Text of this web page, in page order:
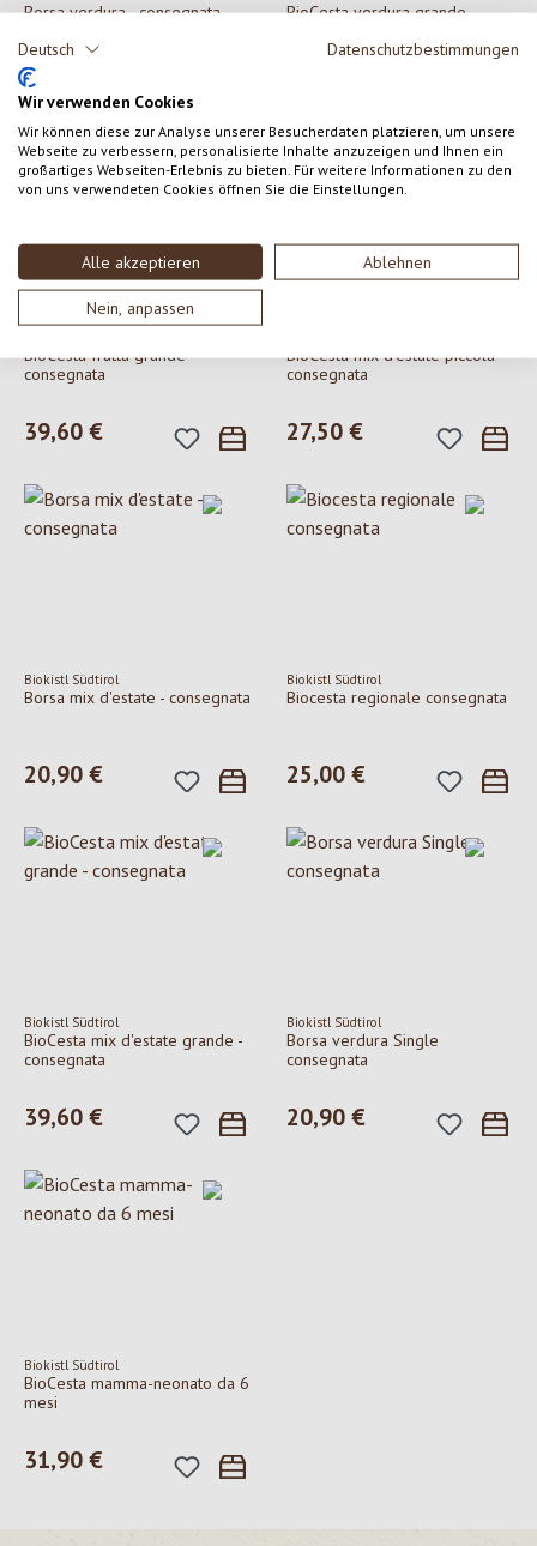
Deutsch Datenschutzbestimmungen
Wir verwenden Cookies
Wir können diese zur Analyse unserer Besucherdaten platzieren, um unsere
Webseite zu verbessern, personalisierte Inhalte anzuzeigen und Ihnen ein
großartiges Webseiten-Erlebnis zu bieten. Für weitere Informationen zu den
von uns verwendeten Cookies öffnen Sie die Einstellungen.
Alle akzeptieren Ablehnen
Nein, anpassen
Borsa verdura - consegnata
Prezzo normale:
20,90 €
BioCesta verdura grande -
BioCesta frutta grande -
consegnata
Prezzo normale:
39,60 €
BioCesta mix d'estate piccola -
consegnata
Prezzo normale:
27,50 €
Biokistl Südtirol
Borsa mix d'estate - consegnata
Prezzo normale:
20,90 €
Biokistl Südtirol
Biocesta regionale consegnata
Prezzo normale:
25,00 €
Biokistl Südtirol
BioCesta mix d'estate grande -
consegnata
Prezzo normale:
39,60 €
Biokistl Südtirol
Borsa verdura Single
consegnata
Prezzo normale:
20,90 €
Biokistl Südtirol
BioCesta mamma-neonato da 6
mesi
Prezzo normale:
31,90 €